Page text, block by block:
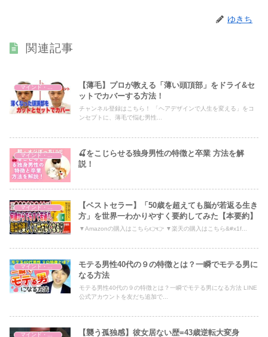
ゆきち
関連記事
マインド・哲学
【薄毛】プロが教える「薄い頭頂部」をドライ&セ
ットでカバーする方法！
チャンネル登録はこちら！ 「ヘアデザインで人生を変える」をコ
ンセプトに、薄毛で悩む男性...
マインド・哲学
🍒をこじらせる独身男性の特徴と卒業 方法を解
説！
マインド・哲学
【ベストセラー】「50歳を超えても脳が若返る生き
方」を世界一わかりやすく要約してみた【本要約】
▼Amazonの購入はこちら👉👉 ▼楽天の購入はこちら&#x1f...
モテる男性40代の９の特徴とは？一瞬でモテる男に
なる方法
モテる男性40代の９の特徴とは？一瞬でモテる男になる方法 LINE
公式アカウントを友だち追加で...
【襲う孤独感】彼女居ない歴=43歳逆転大変身